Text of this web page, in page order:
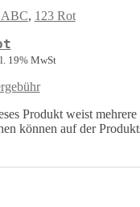
ABC, 123 Rot
19% MwSt
Produkt weist
können auf der